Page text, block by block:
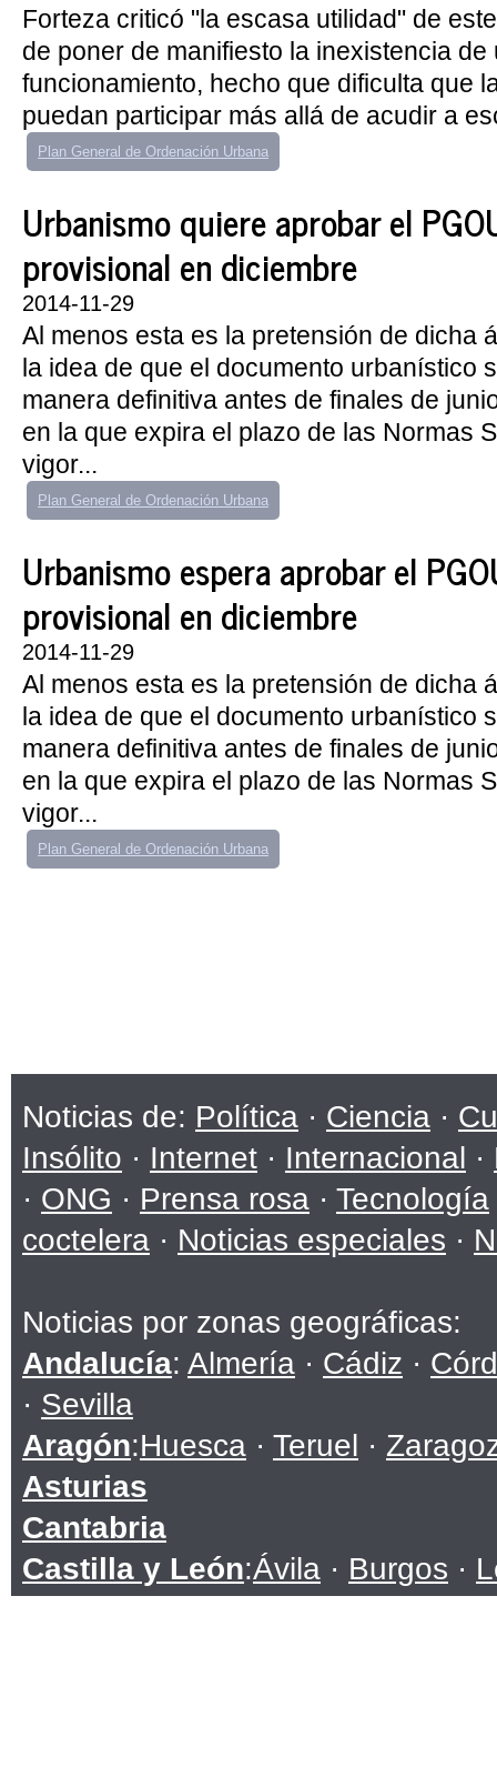
Forteza criticó "la escasa utilidad" de
de poner de manifiesto la inexistencia de
funcionamiento, hecho que dificulta que
puedan participar más allá de acudir a
Plan General de Ordenación Urbana
Urbanismo quiere aprobar el
provisional en diciembre
2014-11-29
Al menos esta es la pretensión de dicha
la idea de que el documento urbanístico
manera definitiva antes de finales de
en la que expira el plazo de las Normas
vigor...
Plan General de Ordenación Urbana
Urbanismo espera aprobar el
provisional en diciembre
2014-11-29
Al menos esta es la pretensión de dicha
la idea de que el documento urbanístico
manera definitiva antes de finales de
en la que expira el plazo de las Normas
vigor...
Plan General de Ordenación Urbana
Noticias de: Política · Ciencia ·
Insólito · Internet · Internacional ·
· ONG · Prensa rosa · Tecnología
coctelera · Noticias especiales ·
Noticias por zonas geográficas:
Andalucía: Almería · Cádiz ·
· Sevilla
Aragón:Huesca · Teruel ·
Asturias
Cantabria
Castilla y León:Ávila · Burgos ·